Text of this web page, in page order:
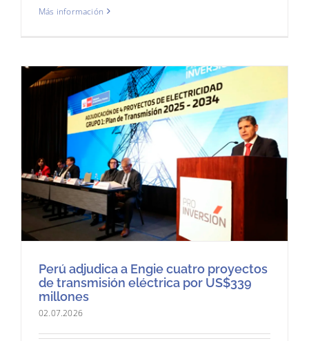
Más información
Perú adjudica a Engie cuatro proyectos
de transmisión eléctrica por US$339
millones
02.07.2026